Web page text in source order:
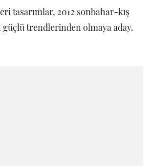
tasarımlar, 2012 sonbahar-kış
güçlü trendlerinden olmaya aday.